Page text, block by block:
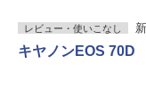
レビュー・使いこなし
キヤノンEOS 70D